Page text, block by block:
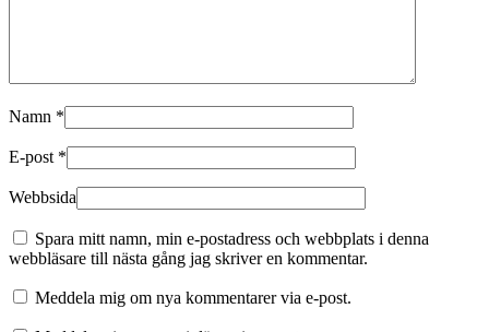
Namn *
E-post *
Webbsida
Spara mitt namn, min e-postadress och webbplats i denna
webbläsare till nästa gång jag skriver en kommentar.
Meddela mig om nya kommentarer via e-post.